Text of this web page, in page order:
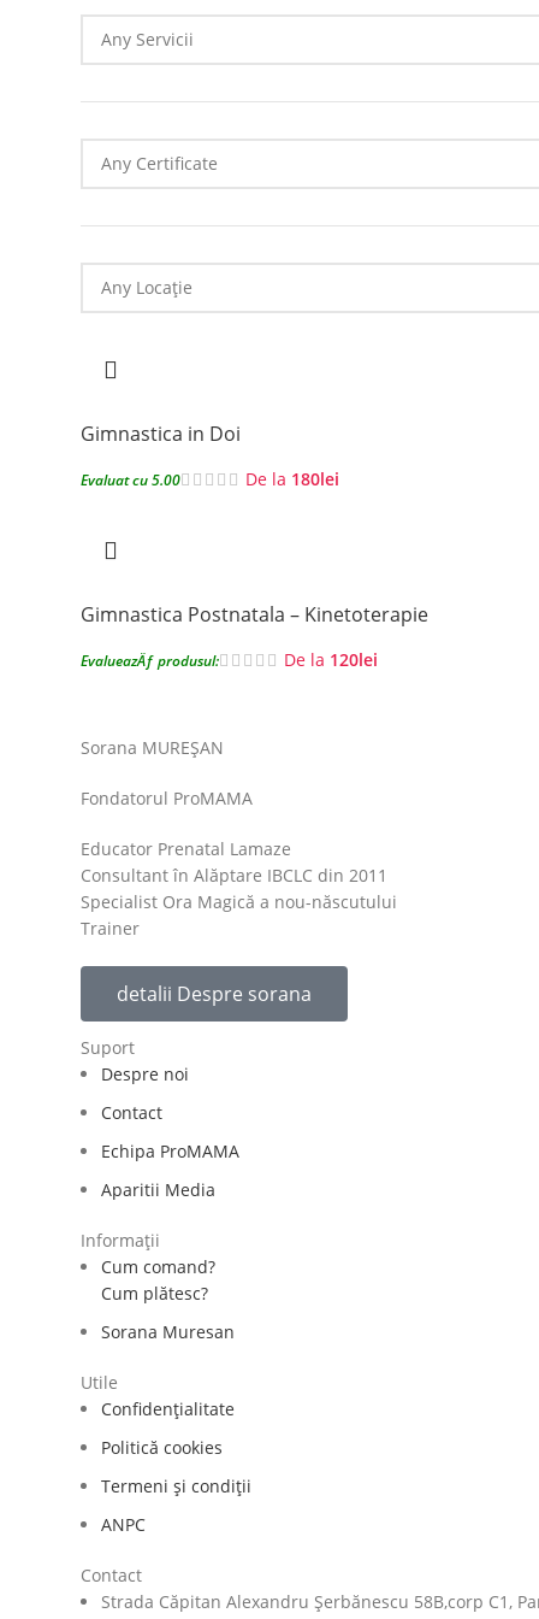
Gimnastica in Doi
Evaluat cu 5.00 De la 180lei
Gimnastica Postnatala – Kinetoterapie
EvalueazÄƒ produsul: De la 120lei
Sorana MUREȘAN
Fondatorul ProMAMA
Educator Prenatal Lamaze
Consultant în Alăptare IBCLC din 2011
Specialist Ora Magică a nou-născutului
Trainer
detalii Despre sorana
Suport
Despre noi
Contact
Echipa ProMAMA
Aparitii Media
Informații
Cum comand?
Cum plătesc?
Sorana Muresan
Utile
Confidențialitate
Politică cookies
Termeni și condiții
ANPC
Contact
Strada Căpitan Alexandru Șerbănescu 58B,corp C1,